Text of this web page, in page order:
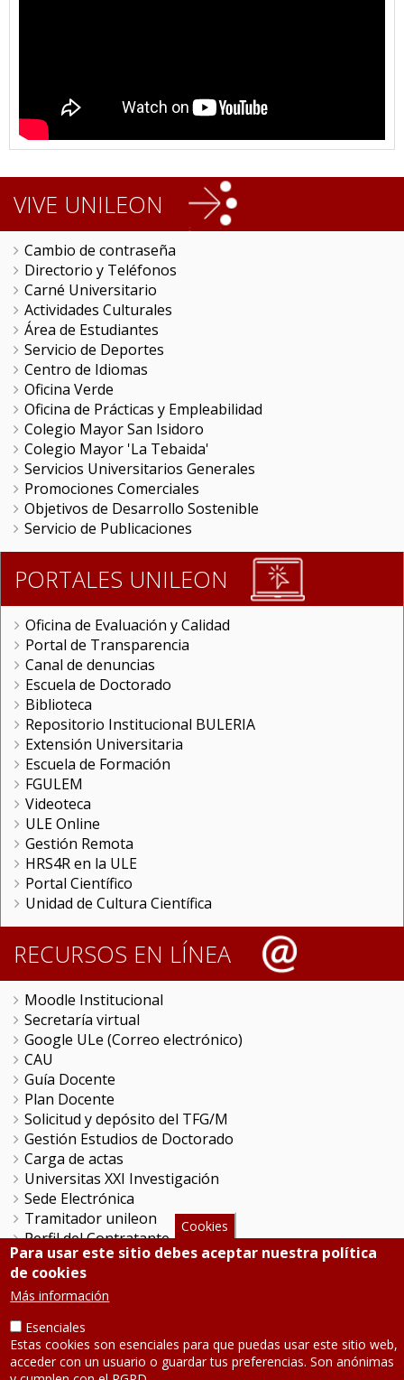
VIVE UNILEON
Cambio de contraseña
Directorio y Teléfonos
Carné Universitario
Actividades Culturales
Área de Estudiantes
Servicio de Deportes
Centro de Idiomas
Oficina Verde
Oficina de Prácticas y Empleabilidad
Colegio Mayor San Isidoro
Colegio Mayor 'La Tebaida'
Servicios Universitarios Generales
Promociones Comerciales
Objetivos de Desarrollo Sostenible
Servicio de Publicaciones
PORTALES UNILEON
Oficina de Evaluación y Calidad
Portal de Transparencia
Canal de denuncias
Escuela de Doctorado
Biblioteca
Repositorio Institucional BULERIA
Extensión Universitaria
Escuela de Formación
FGULEM
Videoteca
ULE Online
Gestión Remota
HRS4R en la ULE
Portal Científico
Unidad de Cultura Científica
RECURSOS EN LÍNEA
Moodle Institucional
Secretaría virtual
Google ULe (Correo electrónico)
CAU
Guía Docente
Plan Docente
Solicitud y depósito del TFG/M
Gestión Estudios de Doctorado
Carga de actas
Universitas XXI Investigación
Sede Electrónica
Tramitador unileon
Perfil del Contratante
Portal del Empleado
Servicio de Informática y Comunicaciones
SÍGUENOS
Teléfono: 987 291 000
Cookies
Para usar este sitio debes aceptar nuestra política
de cookies
Más información
Esenciales
Estas cookies son esenciales para que puedas usar este sitio web,
acceder con un usuario o guardar tus preferencias. Son anónimas